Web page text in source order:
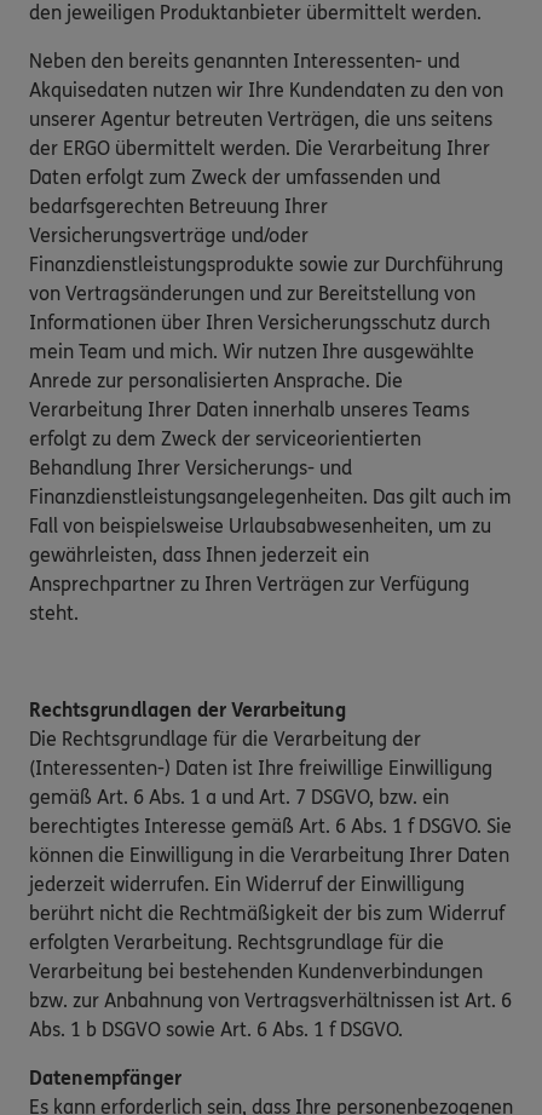
den jeweiligen Produktanbieter übermittelt werden.
Neben den bereits genannten Interessenten- und
Akquisedaten nutzen wir Ihre Kundendaten zu den von
unserer Agentur betreuten Verträgen, die uns seitens
der ERGO übermittelt werden. Die Verarbeitung Ihrer
Daten erfolgt zum Zweck der umfassenden und
bedarfsgerechten Betreuung Ihrer
Versicherungsverträge und/oder
Finanzdienstleistungsprodukte sowie zur Durchführung
von Vertragsänderungen und zur Bereitstellung von
Informationen über Ihren Versicherungsschutz durch
mein Team und mich. Wir nutzen Ihre ausgewählte
Anrede zur personalisierten Ansprache. Die
Verarbeitung Ihrer Daten innerhalb unseres Teams
erfolgt zu dem Zweck der serviceorientierten
Behandlung Ihrer Versicherungs- und
Finanzdienstleistungsangelegenheiten. Das gilt auch im
Fall von beispielsweise Urlaubsabwesenheiten, um zu
gewährleisten, dass Ihnen jederzeit ein
Ansprechpartner zu Ihren Verträgen zur Verfügung
steht.
Rechtsgrundlagen der Verarbeitung
Die Rechtsgrundlage für die Verarbeitung der
(Interessenten-) Daten ist Ihre freiwillige Einwilligung
gemäß Art. 6 Abs. 1 a und Art. 7 DSGVO, bzw. ein
berechtigtes Interesse gemäß Art. 6 Abs. 1 f DSGVO. Sie
können die Einwilligung in die Verarbeitung Ihrer Daten
jederzeit widerrufen. Ein Widerruf der Einwilligung
berührt nicht die Rechtmäßigkeit der bis zum Widerruf
erfolgten Verarbeitung. Rechtsgrundlage für die
Verarbeitung bei bestehenden Kundenverbindungen
bzw. zur Anbahnung von Vertragsverhältnissen ist Art. 6
Abs. 1 b DSGVO sowie Art. 6 Abs. 1 f DSGVO.
Datenempfänger
Es kann erforderlich sein, dass Ihre personenbezogenen